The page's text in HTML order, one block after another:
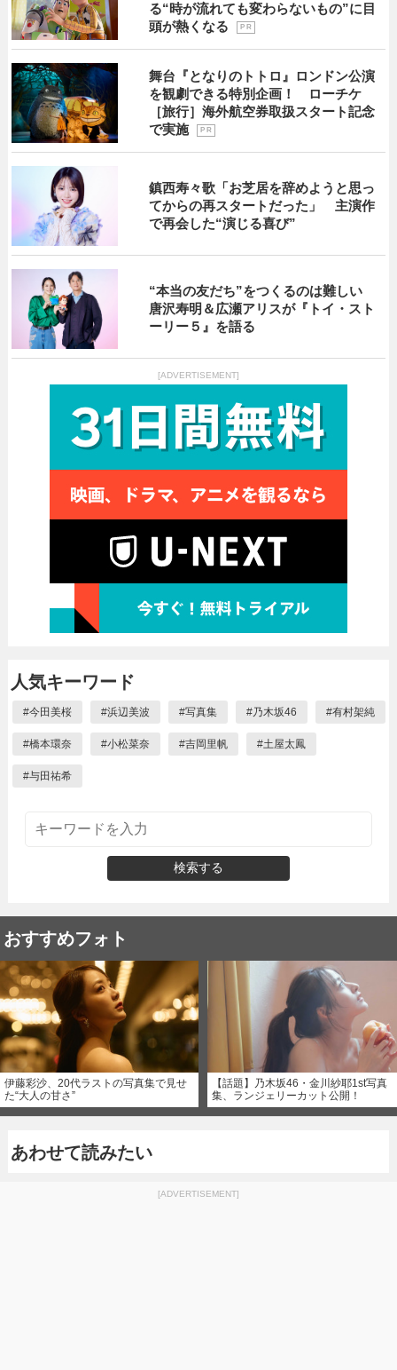
る“時が流れても変わらないもの”に目
頭が熱くなる
P R
舞台『となりのトトロ』ロンドン公演
を観劇できる特別企画！ ローチケ
［旅行］海外航空券取扱スタート記念
で実施
P R
鎮西寿々歌「お芝居を辞めようと思っ
てからの再スタートだった」 主演作
で再会した“演じる喜び”
“本当の友だち”をつくるのは難しい
唐沢寿明＆広瀬アリスが『トイ・スト
ーリー５』を語る
[ADVERTISEMENT]
人気キーワード
#今田美桜 #浜辺美波 #写真集 #乃木坂46 #有村架純
#橋本環奈 #小松菜奈 #吉岡里帆 #土屋太鳳
#与田祐希
検索する
おすすめフォト
伊藤彩沙、20代ラストの写真集で見せ
た“大人の甘さ”
【話題】乃木坂46・金川紗耶1st写真
集、ランジェリーカット公開！
あわせて読みたい
[ADVERTISEMENT]